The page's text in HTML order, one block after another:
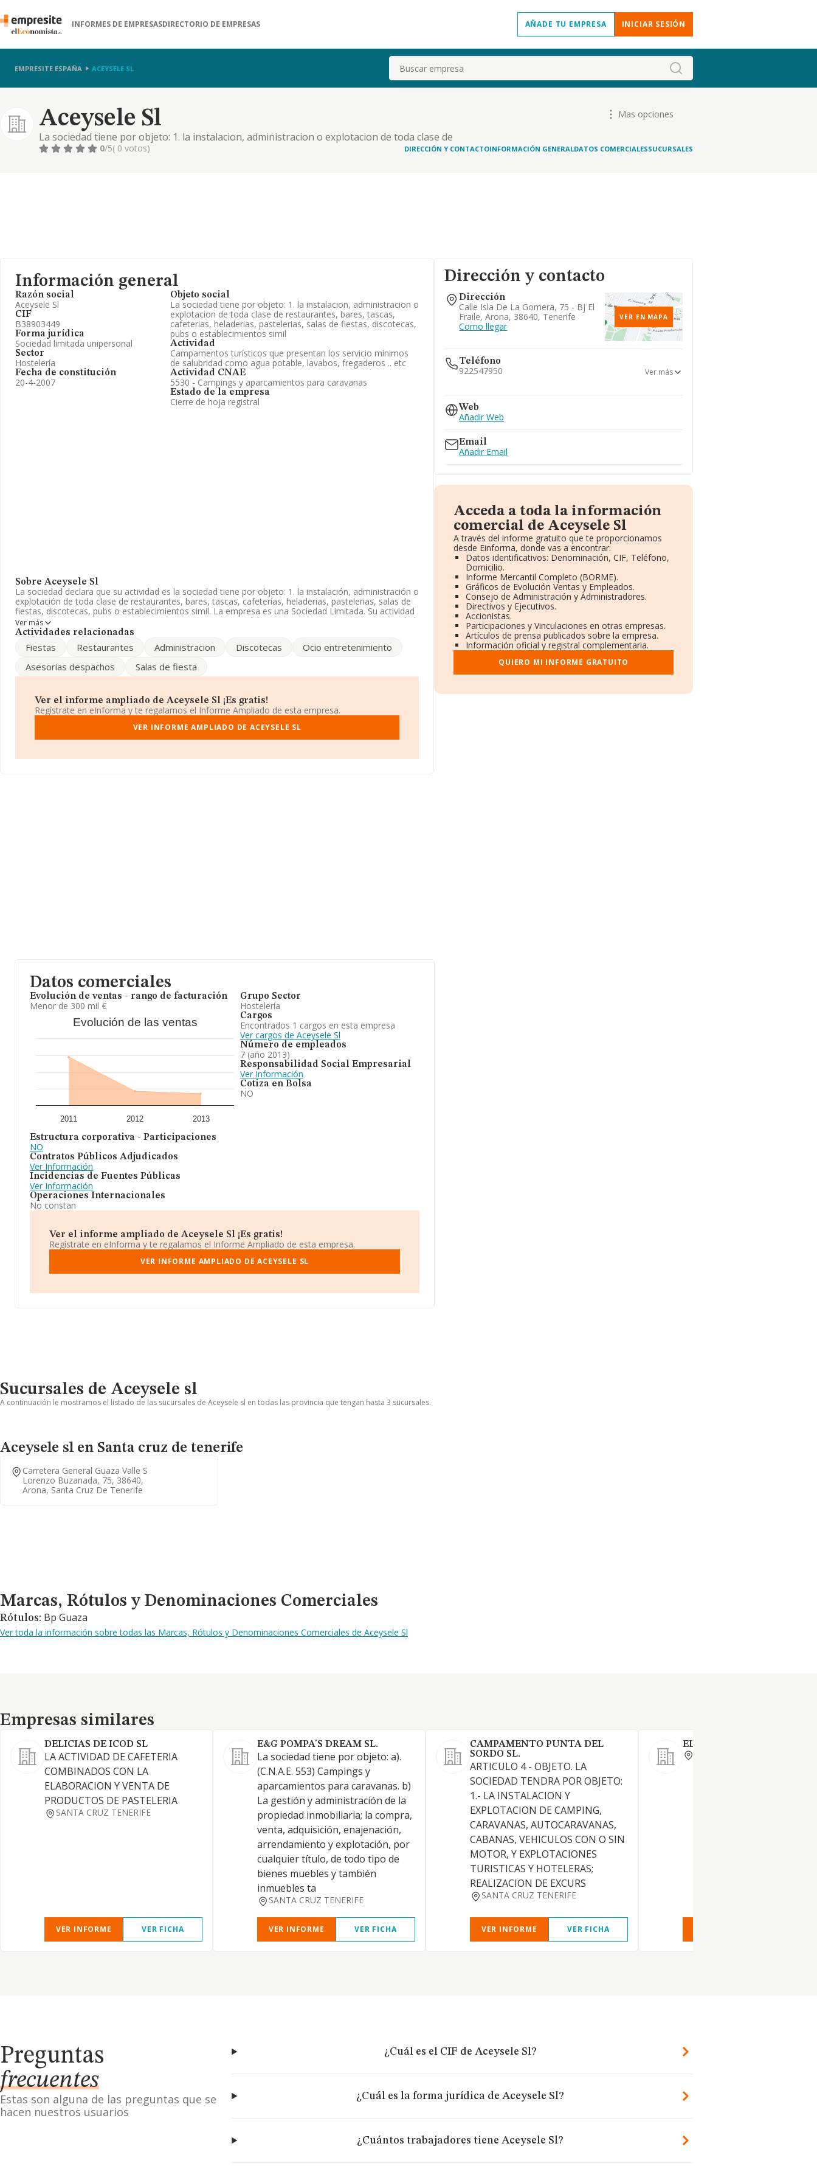
INFORMES DE EMPRESASDIRECTORIO DE EMPRESAS AÑADE TU EMPRESA INICIAR SESIÓN
EMPRESITE ESPAÑA ACEYSELE SL Buscar
Aceysele Sl
La sociedad tiene por objeto: 1. la instalacion, administracion o explotacion de toda clase de
restaurantes, bares, tascas, cafeterias, heladerias, pastelerias, salas de fiestas, discotecas, pubs o
Mas opciones
0/5( 0 votos) DIRECCIÓN Y CONTACTOINFORMACIÓN GENERALDATOS COMERCIALESSUCURSALES
Información general
Razón social
Aceysele Sl
CIF
B38903449
Forma jurídica
Sociedad limitada unipersonal
Sector
Hostelería
Fecha de constitución
20-4-2007
Objeto social
La sociedad tiene por objeto: 1. la instalacion, administracion o
explotacion de toda clase de restaurantes, bares, tascas,
cafeterias, heladerias, pastelerias, salas de fiestas, discotecas,
pubs o establecimientos simil
Actividad
Campamentos turísticos que presentan los servicio mínimos
de salubridad como agua potable, lavabos, fregaderos .. etc
Actividad CNAE
5530 - Campings y aparcamientos para caravanas
Estado de la empresa
Cierre de hoja registral
Sobre Aceysele Sl
La sociedad declara que su actividad es la sociedad tiene por objeto: 1. la instalación, administración o
explotación de toda clase de restaurantes, bares, tascas, cafeterías, heladerias, pastelerias, salas de
fiestas, discotecas, pubs o establecimientos simil. La empresa es una Sociedad Limitada. Su actividad
CNAE es 'Campings y aparcamientos para caravanas' con código 5530. La empresa no tiene actividad
en mercados exteriores.
El número de empleados ha bajado un 22% y atendiendo a los datos disponibles en INFORMA, ese
Su teléfono es 922547950.
La empresa Aceysele S.L, con número de identificación fiscal B38903449, tiene su domicilio social
establecido en Calle Isla De La Gomera núm. 75 Bj El Fraile, (38640), Arona, provincia de Santa Cruz
De Tenerife, Islas Canarias.
En base a la información de la que dispone INFORMA sobre 2.153 compañías, la facturación en el
entre todas las compañías alcanza los 470 mil euros. Teniendo en cuenta la información sobre Santa
Ver más
Actividades relacionadas
Fiestas Restaurantes Administracion Discotecas
Ocio entretenimiento
Asesorias despachos
Salas de fiesta
Ver el informe ampliado de Aceysele Sl ¡Es gratis!
Regístrate en eInforma y te regalamos el Informe Ampliado de esta empresa.
VER INFORME AMPLIADO DE ACEYSELE SL
Dirección y contacto
Dirección
Calle Isla De La Gomera, 75 - Bj El
Fraile, Arona, 38640, Tenerife
Como llegar
VER EN MAPA
Teléfono
922547950
922169197
922733092
Ver más
Web
Añadir Web
Email
Añadir Email
Acceda a toda la información
comercial de Aceysele Sl
A través del informe gratuito que te proporcionamos
desde Einforma, donde vas a encontrar:
Datos identificativos: Denominación, CIF, Teléfono,
Domicilio.
Informe Mercantil Completo (BORME).
Gráficos de Evolución Ventas y Empleados.
Consejo de Administración y Administradores.
Directivos y Ejecutivos.
Accionistas.
Participaciones y Vinculaciones en otras empresas.
Artículos de prensa publicados sobre la empresa.
Información oficial y registral complementaria.
QUIERO MI INFORME GRATUITO
Datos comerciales
Evolución de ventas - rango de facturación
Menor de 300 mil €
Evolución de las ventas
2011 2012 2013
Estructura corporativa - Participaciones
NO
Contratos Públicos Adjudicados
Ver Información
Incidencias de Fuentes Públicas
Ver Información
Operaciones Internacionales
No constan
Grupo Sector
Hostelería
Cargos
Encontrados 1 cargos en esta empresa
Ver cargos de Aceysele Sl
Número de empleados
7 (año 2013)
Responsabilidad Social Empresarial
Ver Información
Cotiza en Bolsa
NO
Ver el informe ampliado de Aceysele Sl ¡Es gratis!
Regístrate en eInforma y te regalamos el Informe Ampliado de esta empresa.
VER INFORME AMPLIADO DE ACEYSELE SL
Sucursales de Aceysele sl
A continuación le mostramos el listado de las sucursales de Aceysele sl en todas las provincia que tengan hasta 3 sucursales.
Aceysele sl en Santa cruz de tenerife
Carretera General Guaza Valle S
Lorenzo Buzanada, 75, 38640,
Arona, Santa Cruz De Tenerife
Marcas, Rótulos y Denominaciones Comerciales
Marcas, Rótulos y Denominaciones Comerciales
Rótulos: Bp Guaza
Ver toda la información sobre todas las Marcas, Rótulos y Denominaciones Comerciales de Aceysele Sl
Empresas similares
Empresas similares
DELICIAS DE ICOD SL
LA ACTIVIDAD DE CAFETERIA
COMBINADOS CON LA
ELABORACION Y VENTA DE
PRODUCTOS DE PASTELERIA
SANTA CRUZ TENERIFE
VER INFORME VER FICHA
E&G POMPA'S DREAM SL.
La sociedad tiene por objeto: a).
(C.N.A.E. 553) Campings y
aparcamientos para caravanas. b)
La gestión y administración de la
propiedad inmobiliaria; la compra,
venta, adquisición, enajenación,
arrendamiento y explotación, por
cualquier título, de todo tipo de
bienes muebles y también
inmuebles ta
SANTA CRUZ TENERIFE
VER INFORME VER FICHA
CAMPAMENTO PUNTA DEL
SORDO SL.
ARTICULO 4 - OBJETO. LA
SOCIEDAD TENDRA POR OBJETO:
1.- LA INSTALACION Y
EXPLOTACION DE CAMPING,
CARAVANAS, AUTOCARAVANAS,
CABANAS, VEHICULOS CON O SIN
MOTOR, Y EXPLOTACIONES
TURISTICAS Y HOTELERAS;
REALIZACION DE EXCURS
SANTA CRUZ TENERIFE
VER INFORME VER FICHA
ELOY R GARCIA GARCIA SA
Preguntas
frecuentes
Estas son alguna de las preguntas que se
hacen nuestros usuarios
¿Cuál es el CIF de Aceysele Sl?
¿Cuál es la forma jurídica de Aceysele Sl?
¿Cuántos trabajadores tiene Aceysele Sl?